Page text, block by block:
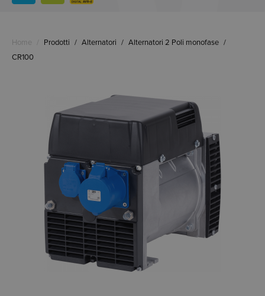
Home Prodotti / Alternatori / Alternatori 2 Poli monofase /
CR100